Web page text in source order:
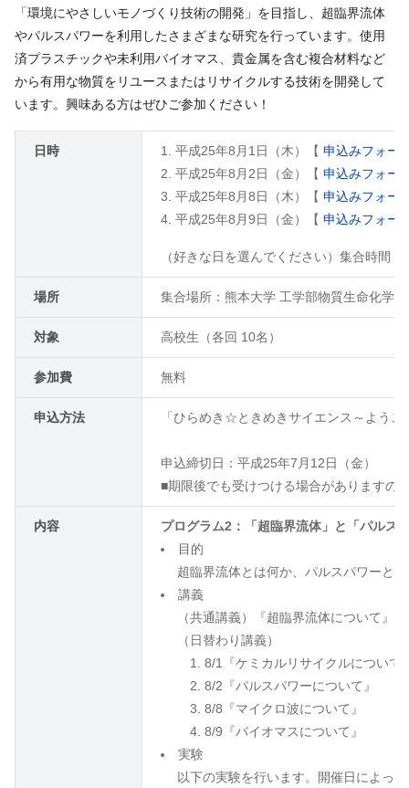
「環境にやさしいモノづくり技術の開発」を目指し、超臨界流体
やパルスパワーを利用したさまざまな研究を行っています。使用
済プラスチックや未利用バイオマス、貴金属を含む複合材料など
から有用な物質をリユースまたはリサイクルする技術を開発して
います。興味ある方はぜひご参加ください！
日時 平成25年8月1日（木）【 申込みフォー
平成25年8月2日（金）【 申込みフォー
平成25年8月8日（木）【 申込みフォー
平成25年8月9日（金）【 申込みフォー
（好きな日を選んでください）集合時間
場所 集合場所：熊本大学 工学部物質生命化学
対象 高校生（各回 10名）
参加費 無料
申込方法 「ひらめき☆ときめきサイエンス～よう
申込締切日：平成25年7月12日（金）
■期限後でも受けつける場合がありますの
内容
プログラム2：「超臨界流体」と「パルス
目的
超臨界流体とは何か、パルスパワーと
講義
（共通講義）『超臨界流体について』
（日替わり講義）
8/1『ケミカルリサイクルについて
8/2『パルスパワーについて』
8/8『マイクロ波について』
8/9『バイオマスについて』
実験
以下の実験を行います。開催日によっ